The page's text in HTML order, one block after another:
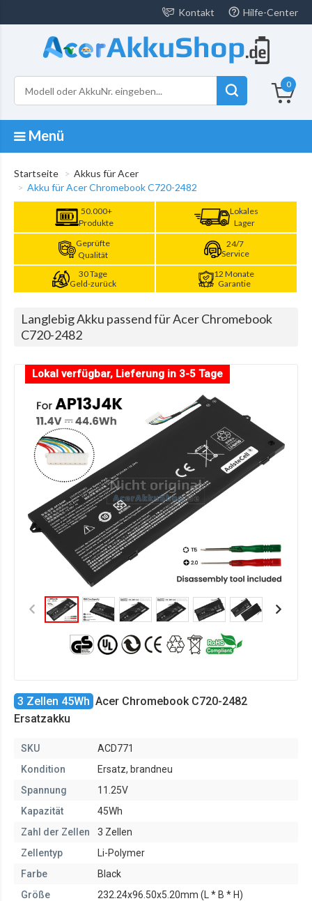
Kontakt Hilfe-Center
0
Menü
Startseite
Akkus für Acer
Akku für Acer Chromebook C720-2482
50.000+
Produkte
Lokales
Lager
Geprüfte
Qualität
24/7
Service
30 Tage
Geld-zurück
12 Monate
Garantie
Langlebig Akku passend für Acer Chromebook
C720-2482
Lokal verfügbar, Lieferung in 3-5 Tage
3 Zellen 45Wh Acer Chromebook C720-2482
Ersatzakku
SKU
ACD771
Kondition
Ersatz, brandneu
Spannung
11.25V
Kapazität
45Wh
Zahl der Zellen
3 Zellen
Zellentyp
Li-Polymer
Farbe
Black
Größe
232.24x96.50x5.20mm (L * B * H)